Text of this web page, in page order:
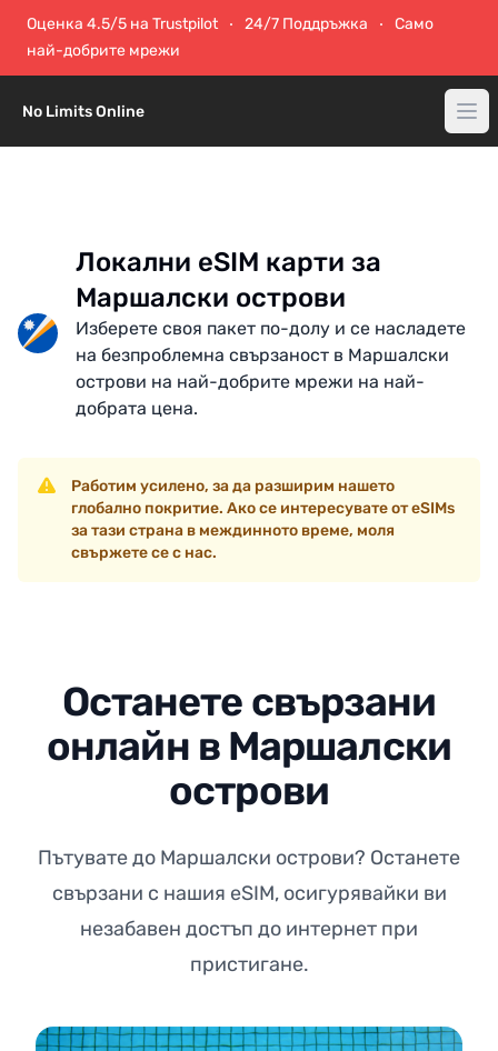
Оценка 4.5/5 на Trustpilot 24/7 Поддръжка
Само
най-добрите мрежи
No Limits Online
Локални eSIM карти за
Маршалски острови
Изберете своя пакет по-долу и се насладете
на безпроблемна свързаност в Маршалски
острови на най-добрите мрежи на най-
добрата цена.
Работим усилено, за да разширим нашето
глобално покритие. Ако се интересувате от eSIMs
за тази страна в междинното време, моля
свържете се с нас.
Останете свързани
онлайн в Маршалски
острови
Пътувате до Маршалски острови? Останете
свързани с нашия eSIM, осигурявайки ви
незабавен достъп до интернет при
пристигане.